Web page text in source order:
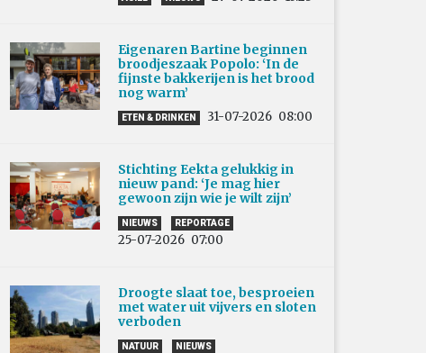
Eigenaren Bartine beginnen
broodjeszaak Popolo: ‘In de
fijnste bakkerijen is het brood
nog warm’
ETEN & DRINKEN 31-07-2026 08:00
Stichting Eekta gelukkig in
nieuw pand: ‘Je mag hier
gewoon zijn wie je wilt zijn’
NIEUWS REPORTAGE
25-07-2026 07:00
Droogte slaat toe, besproeien
met water uit vijvers en sloten
verboden
NATUUR NIEUWS